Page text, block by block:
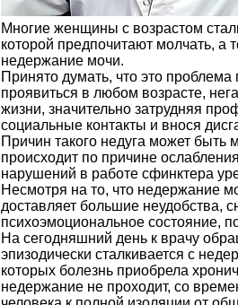
Многие женщины с возрастом
которой предпочитают молчать, а
недержание мочи.
Принято думать, что это
проявиться в любом возрасте,
жизни, значительно затрудняя
социальные контакты и внося
Причин такого недуга может
происходит по причине
нарушений в работе сфинктера
Несмотря на то, что недержание
доставляет большие неудобства,
психоэмоциональное состояние,
На сегодняшний день к врачу
эпизодически сталкивается с
которых болезнь приобрела
недержание не проходит, со